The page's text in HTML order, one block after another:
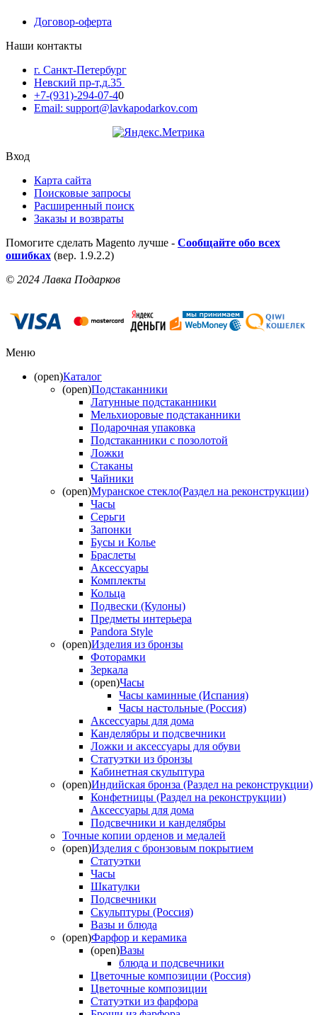
Договор-оферта
Наши контакты
г. Санкт-Петербург
Невский пр-т,д.35
+7-(931)-294-07-40
Email: support@lavkapodarkov.com
Вход
Карта сайта
Поисковые запросы
Расширенный поиск
Заказы и возвраты
Помогите сделать Magento лучше - Сообщайте обо всех
ошибках (вер. 1.9.2.2)
© 2024 Лавка Подарков
Меню
(open)Каталог
(open)Подстаканники
Латунные подстаканники
Мельхиоровые подстаканники
Подарочная упаковка
Подстаканники с позолотой
Ложки
Стаканы
Чайники
(open)Муранское стекло(Раздел на реконструкции)
Часы
Серьги
Запонки
Бусы и Колье
Браслеты
Аксессуары
Комплекты
Кольца
Подвески (Кулоны)
Предметы интерьера
Pandora Style
(open)Изделия из бронзы
Фоторамки
Зеркала
(open)Часы
Часы каминные (Испания)
Часы настольные (Россия)
Аксессуары для дома
Канделябры и подсвечники
Ложки и аксессуары для обуви
Статуэтки из бронзы
Кабинетная скульптура
(open)Индийская бронза (Раздел на реконструкции)
Конфетницы (Раздел на реконструкции)
Аксессуары для дома
Подсвечники и канделябры
Точные копии орденов и медалей
(open)Изделия с бронзовым покрытием
Статуэтки
Часы
Шкатулки
Подсвечники
Скульптуры (Россия)
Вазы и блюда
(open)Фарфор и керамика
(open)Вазы
блюда и подсвечники
Цветочные композиции (Россия)
Цветочные композиции
Статуэтки из фарфора